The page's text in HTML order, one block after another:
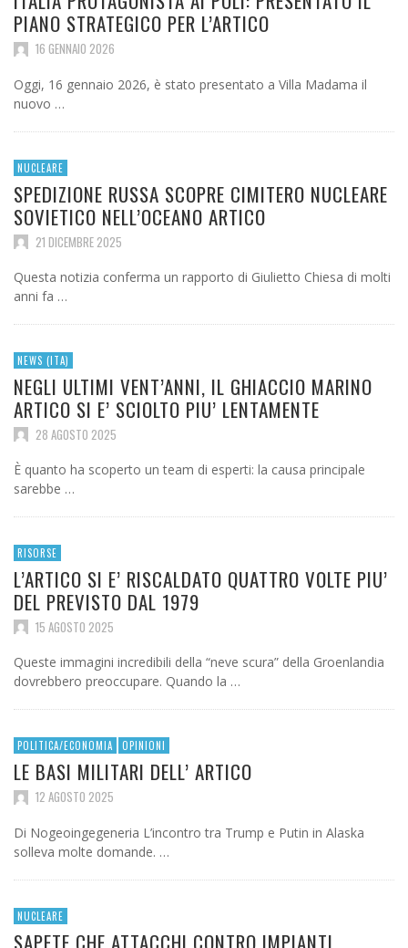
PIANO STRATEGICO PER L’ARTICO
16 GENNAIO 2026
Oggi, 16 gennaio 2026, è stato presentato a Villa Madama il
nuovo …
NUCLEARE
SPEDIZIONE RUSSA SCOPRE CIMITERO NUCLEARE
SOVIETICO NELL’OCEANO ARTICO
21 DICEMBRE 2025
Questa notizia conferma un rapporto di Giulietto Chiesa di molti
anni fa …
NEWS (ITA)
NEGLI ULTIMI VENT’ANNI, IL GHIACCIO MARINO
ARTICO SI E’ SCIOLTO PIU’ LENTAMENTE
28 AGOSTO 2025
È quanto ha scoperto un team di esperti: la causa principale
sarebbe …
RISORSE
L’ARTICO SI E’ RISCALDATO QUATTRO VOLTE PIU’
DEL PREVISTO DAL 1979
15 AGOSTO 2025
Queste immagini incredibili della “neve scura” della Groenlandia
dovrebbero preoccupare. Quando la …
POLITICA/ECONOMIA OPINIONI
LE BASI MILITARI DELL’ ARTICO
12 AGOSTO 2025
Di Nogeoingegeneria L’incontro tra Trump e Putin in Alaska
solleva molte domande. …
NUCLEARE
SAPETE CHE ATTACCHI CONTRO IMPIANTI